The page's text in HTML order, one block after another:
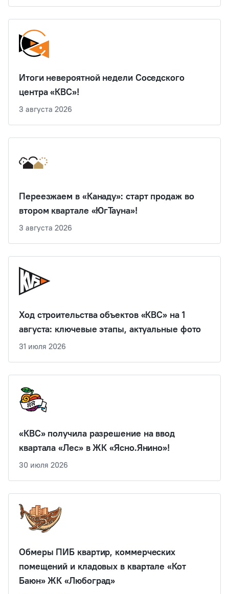
Итоги невероятной недели Соседского
центра «КВС»!
3 августа 2026
Переезжаем в «Канаду»: старт продаж во
втором квартале «ЮгТауна»!
3 августа 2026
Ход строительства объектов «КВС» на 1
августа: ключевые этапы, актуальные фото
31 июля 2026
«КВС» получила разрешение на ввод
квартала «Лес» в ЖК «Ясно.Янино»!
30 июля 2026
Обмеры ПИБ квартир, коммерческих
помещений и кладовых в квартале «Кот
Баюн» ЖК «Любоград»